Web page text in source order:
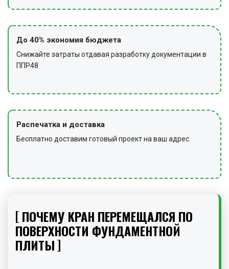
До 40% экономия бюджета
Снижайте затраты отдавая разработку документации в
ППР48
Распечатка и доставка
Бесплатно доставим готовый проект на ваш адрес
ПОЧЕМУ КРАН ПЕРЕМЕЩАЛСЯ ПО
ПОВЕРХНОСТИ ФУНДАМЕНТНОЙ
ПЛИТЫ